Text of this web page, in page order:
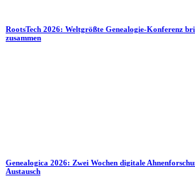
RootsTech 2026: Weltgrößte Genealogie-Konferenz
zusammen
Genealogica 2026: Zwei Wochen digitale
Austausch